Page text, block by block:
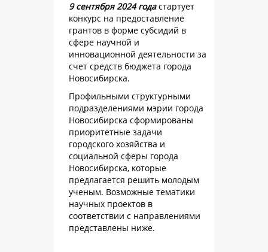
9 сентября 2024 годастартует
конкурс на предоставление
грантов в форме субсидий в
сфере научной и
инновационной деятельности за
счет средств бюджета города
Новосибирска.
Профильными структурными
подразделениями мэрии города
Новосибирска сформированы
приоритетные задачи
городского хозяйства и
социальной сферы города
Новосибирска, которые
предлагается решить молодым
ученым. Возможные тематики
научных проектов в
соответствии с направлениями
представлены ниже.